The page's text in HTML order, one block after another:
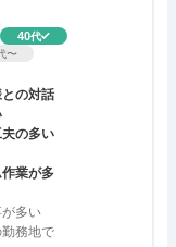
40代
〜
の対話
の多い
業が多
多い
勤務地で